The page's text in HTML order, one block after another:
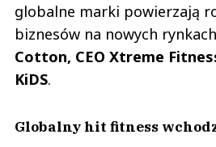
globalne marki powierzają
biznesów na nowych
Cotton, CEO Xtreme
KiDS.
Globalny hit fitness